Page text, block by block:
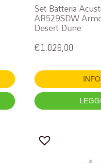
Set Batteria
AR529SDW
Desert Dune
€1.026,00